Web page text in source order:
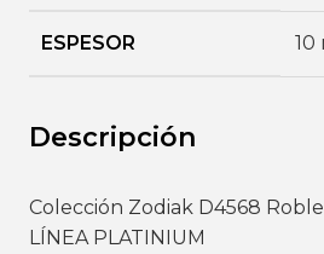
ESPESOR 10
Descripción
Colección Zodiak D4568
LÍNEA PLATINIUM